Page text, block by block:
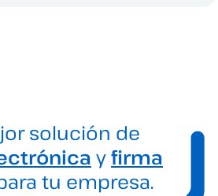
solución de
yfirma
tu empresa.